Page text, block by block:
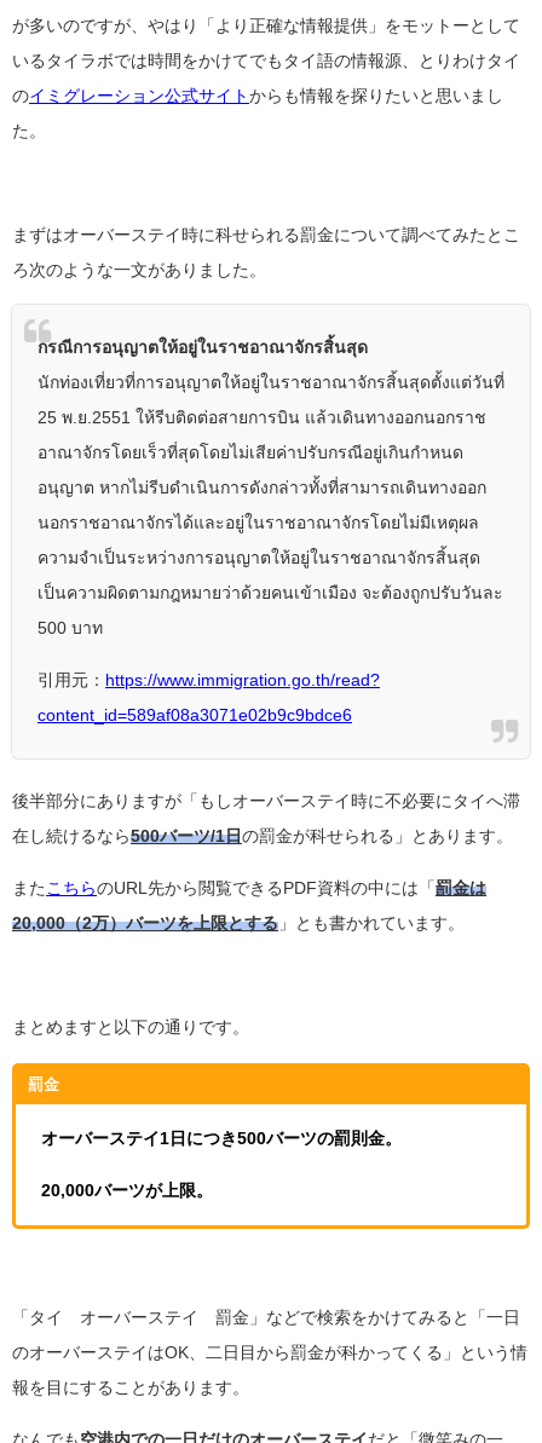
が多いのですが、やはり「より正確な情報提供」をモットーとして
いるタイラボでは時間をかけてでもタイ語の情報源、とりわけタイ
のイミグレーション公式サイト からも情報を探りたいと思いまし
た。
まずはオーバーステイ時に科せられる罰金について調べてみたとこ
ろ次のような一文がありました。
กรณีการอนุญาตให้อยู่ในราชอาณาจักรสิ้นสุด
นักท่องเที่ยวที่การอนุญาตให้อยู่ในราชอาณาจักรสิ้นสุดตั้งแต่วันที่
25 พ.ย.2551 ให้รีบติดต่อสายการบิน แล้วเดินทางออกนอกราช
อาณาจักรโดยเร็วที่สุดโดยไม่เสียค่าปรับกรณีอยู่เกินกำหนด
อนุญาต หากไม่รีบดำเนินการดังกล่าวทั้งที่สามารถเดินทางออก
นอกราชอาณาจักรได้และอยู่ในราชอาณาจักรโดยไม่มีเหตุผล
ความจำเป็นระหว่างการอนุญาตให้อยู่ในราชอาณาจักรสิ้นสุด
เป็นความผิดตามกฎหมายว่าด้วยคนเข้าเมือง จะต้องถูกปรับวันละ
500 บาท
引用元： https://www.immigration.go.th/read?
content_id=589af08a3071e02b9c9bdce6
後半部分にありますが「もしオーバーステイ時に不必要にタイへ滞
在し続けるなら500バーツ/1日 の罰金が科せられる」とあります。
また こちらのURL先から閲覧できるPDF資料の中には「 罰金は
20,000（2万）バーツを上限とする 」とも書かれています。
まとめますと以下の通りです。
罰金
オーバーステイ1日につき500バーツの罰則金。
20,000バーツが上限。
「タイ オーバーステイ 罰金」などで検索をかけてみると「一日
のオーバーステイはOK、二日目から罰金が科かってくる」という情
報を目にすることがあります。